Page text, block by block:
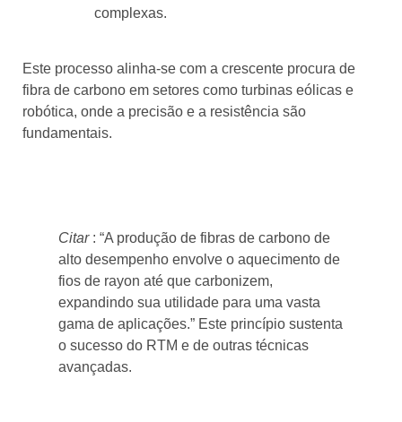
complexas.
Este processo alinha-se com a crescente procura de
fibra de carbono em setores como turbinas eólicas e
robótica, onde a precisão e a resistência são
fundamentais.
Citar : “A produção de fibras de carbono de
alto desempenho envolve o aquecimento de
fios de rayon até que carbonizem,
expandindo sua utilidade para uma vasta
gama de aplicações.” Este princípio sustenta
o sucesso do RTM e de outras técnicas
avançadas.